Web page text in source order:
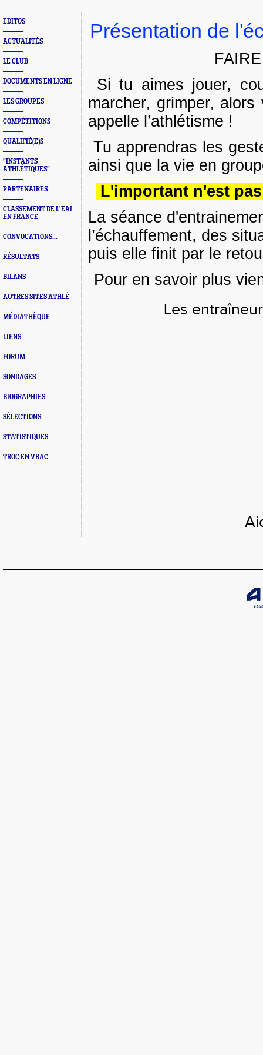
EDITOS
ACTUALITÉS
LE CLUB
DOCUMENTS EN LIGNE
LES GROUPES
COMPÉTITIONS
QUALIFIÉ(E)S
"INSTANTS
ATHLÉTIQUES"
PARTENAIRES
CLASSEMENT DE L'EAI
EN FRANCE
CONVOCATIONS...
RÉSULTATS
BILANS
AUTRES SITES ATHLÉ
MÉDIATHÈQUE
LIENS
FORUM
SONDAGES
BIOGRAPHIES
SÉLECTIONS
STATISTIQUES
TROC EN VRAC
Présentation de
Si tu aimes jouer,
marcher, grimper,
appelle l’athlétisme !
Tu apprendras les
ainsi que la vie en
L'important n'est
La séance
l’échauffement, des
puis elle finit par le
Pour en savoir plus
Les